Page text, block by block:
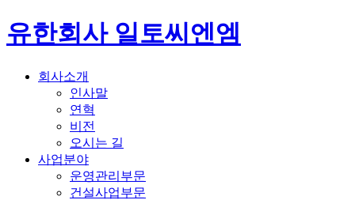
유한회사 일토씨엔엠
회사소개
인사말
연혁
비전
오시는 길
사업분야
운영관리부문
건설사업부문